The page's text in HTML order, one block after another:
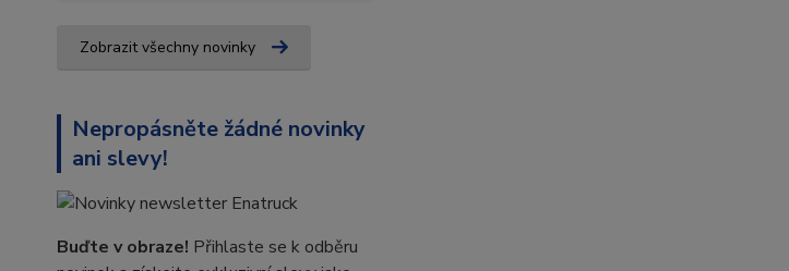
Zobrazit všechny novinky
Nepropásněte žádné novinky
ani slevy!
Buďte v obraze! Přihlaste se k odběru